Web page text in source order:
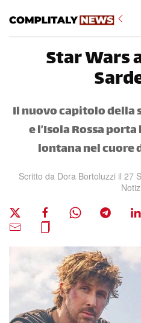
Star Wars
Il nuovo capitolo della
e l’Isola Rossa
lontana nel cuore
Scritto da Dora Bortoluzzi il 27